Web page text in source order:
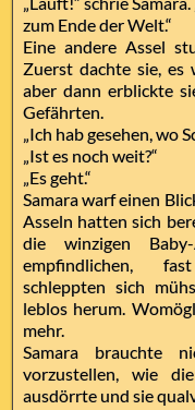
zum Ende der Welt.“
Eine andere Assel
Zuerst dachte sie, es
aber dann erblickte
Gefährten.
„Ich hab gesehen, wo
„Ist es noch weit?“
„Es geht.“
Samara warf einen
Asseln hatten sich
die winzigen
empfindlichen,
schleppten sich
leblos herum.
mehr.
Samara brauchte
vorzustellen, wie
ausdörrte und sie